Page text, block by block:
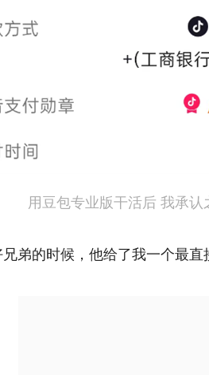
用豆包专业版干活后 我承认
弟的时候，他给了我一个最